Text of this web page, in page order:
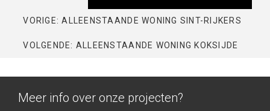
VORIGE: ALLEENSTAANDE WONING SINT-RIJKERS
VOLGENDE: ALLEENSTAANDE WONING KOKSIJDE
Meer info over onze projecten?